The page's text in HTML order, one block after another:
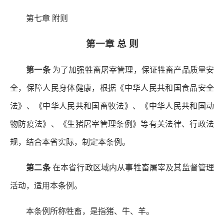
第七章 附则
第一章 总 则
第一条为了加强牲畜屠宰管理，保证牲畜产品质量安
全，保障人民身体健康，根据《中华人民共和国食品安全
法》、《中华人民共和国畜牧法》、《中华人民共和国动
物防疫法》、《生猪屠宰管理条例》等有关法律、行政法
规，结合本省实际，制定本条例。
第二条在本省行政区域内从事牲畜屠宰及其监督管理
活动，适用本条例。
本条例所称牲畜，是指猪、牛、羊。